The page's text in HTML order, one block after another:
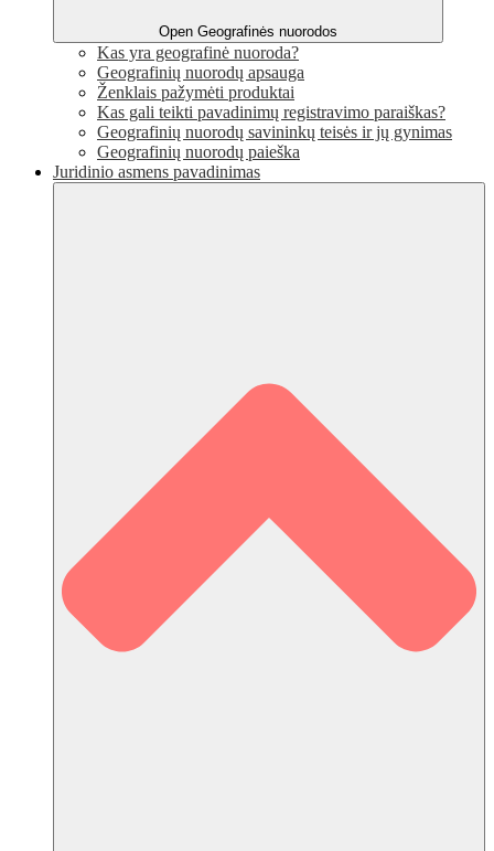
Open Geografinės nuorodos
Kas yra geografinė nuoroda?
Geografinių nuorodų apsauga
Ženklais pažymėti produktai
Kas gali teikti pavadinimų registravimo paraiškas?
Geografinių nuorodų savininkų teisės ir jų gynimas
Geografinių nuorodų paieška
Juridinio asmens pavadinimas